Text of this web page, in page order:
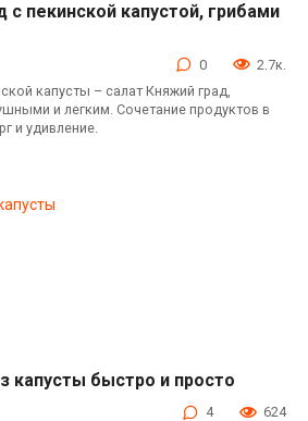
с пекинской капустой, грибами
0
2.7к.
капусты – салат Княжий град,
и легким. Сочетание продуктов в
и удивление.
капусты быстро и просто
4
624